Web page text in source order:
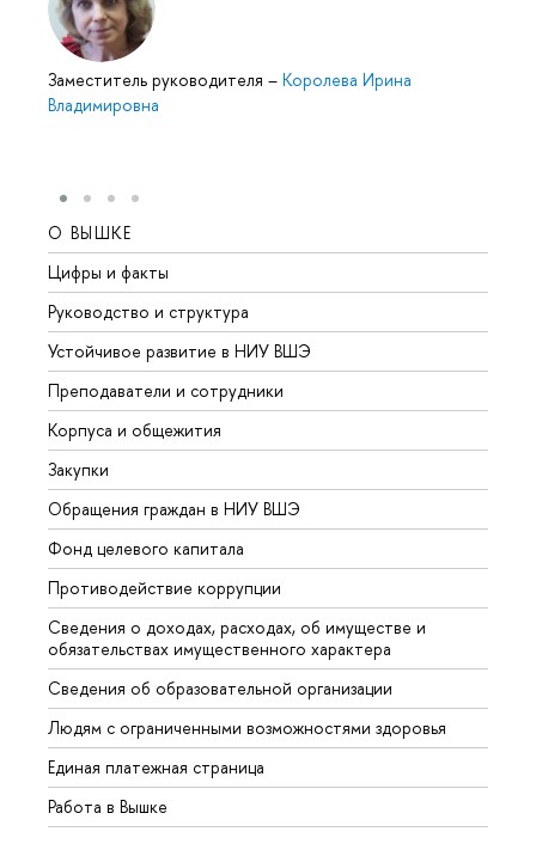
Заместитель руководителя – Королева Ирина
Владимировна
О ВЫШКЕ
Цифры и факты
Руководство и структура
Устойчивое развитие в НИУ ВШЭ
Преподаватели и сотрудники
Корпуса и общежития
Закупки
Обращения граждан в НИУ ВШЭ
Фонд целевого капитала
Противодействие коррупции
Сведения о доходах, расходах, об имуществе и
обязательствах имущественного характера
Сведения об образовательной организации
Людям с ограниченными возможностями здоровья
Единая платежная страница
Работа в Вышке